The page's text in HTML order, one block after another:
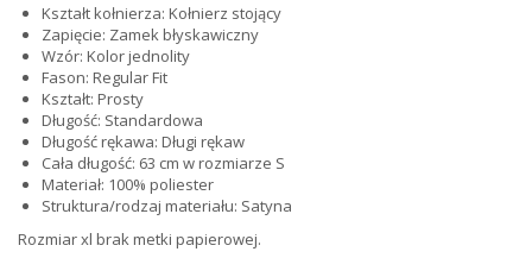
Kształt kołnierza: Kołnierz stojący
Zapięcie: Zamek błyskawiczny
Wzór: Kolor jednolity
Fason: Regular Fit
Kształt: Prosty
Długość: Standardowa
Długość rękawa: Długi rękaw
Cała długość: 63 cm w rozmiarze S
Materiał: 100% poliester
Struktura/rodzaj materiału: Satyna
Rozmiar xl brak metki papierowej.